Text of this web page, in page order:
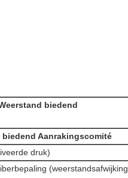
biedend
biedend Aanrakingscomité
druk)
(weerstandsafwijking